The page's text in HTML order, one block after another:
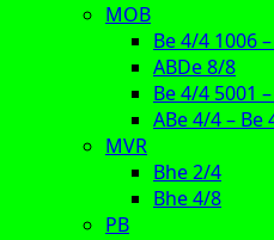
MOB
Be 4/4 1006
ABDe 8/8
Be 4/4 5001
ABe 4/4 – Be
MVR
Bhe 2/4
Bhe 4/8
PB